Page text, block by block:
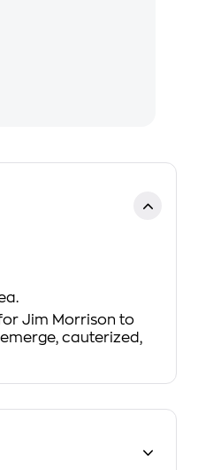
Jim Morrison to
cauterized,